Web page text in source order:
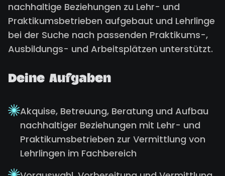
nachhaltige Beziehungen zu Lehr- und
Praktikumsbetrieben aufgebaut und Lehrlinge
bei der Suche nach passenden Praktikums-,
Ausbildungs- und Arbeitsplätzen unterstützt.
Deine Aufgaben
Akquise, Betreuung, Beratung und Aufbau
nachhaltiger Beziehungen mit Lehr- und
Praktikumsbetrieben zur Vermittlung von
Lehrlingen im Fachbereich